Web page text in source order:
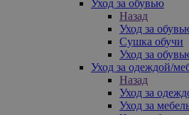
Уход за обувью
Назад
Уход за
Сушка обучи
Уход за
Уход за одеждой/
Назад
Уход за
Уход за